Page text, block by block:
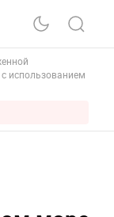
с использованием